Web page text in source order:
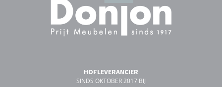
HOFLEVERANCIER
SINDS OKTOBER 2017 BIJ